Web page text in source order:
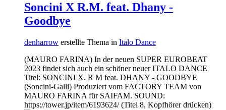
Soncini X R.M. feat. Dhany -
Goodbye
denharrow erstellte Thema in Italo Dance
(MAURO FARINA) In der neuen SUPER EUROBEAT
2023 findet sich auch ein schöner neuer ITALO DANCE
Titel: SONCINI X. R M feat. DHANY - GOODBYE
(Soncini-Galli) Produziert vom FACTORY TEAM von
MAURO FARINA für SAIFAM. SOUND:
https://tower.jp/item/6193624/ (Titel 8, Kopfhörer drücken)